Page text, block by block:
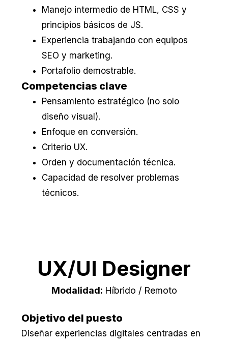
Manejo intermedio de HTML, CSS y
principios básicos de JS.
Experiencia trabajando con equipos
SEO y marketing.
Portafolio demostrable.
Competencias clave
Pensamiento estratégico (no solo
diseño visual).
Enfoque en conversión.
Criterio UX.
Orden y documentación técnica.
Capacidad de resolver problemas
técnicos.
UX/UI Designer
Modalidad: Híbrido / Remoto
Objetivo del puesto
Diseñar experiencias digitales centradas en